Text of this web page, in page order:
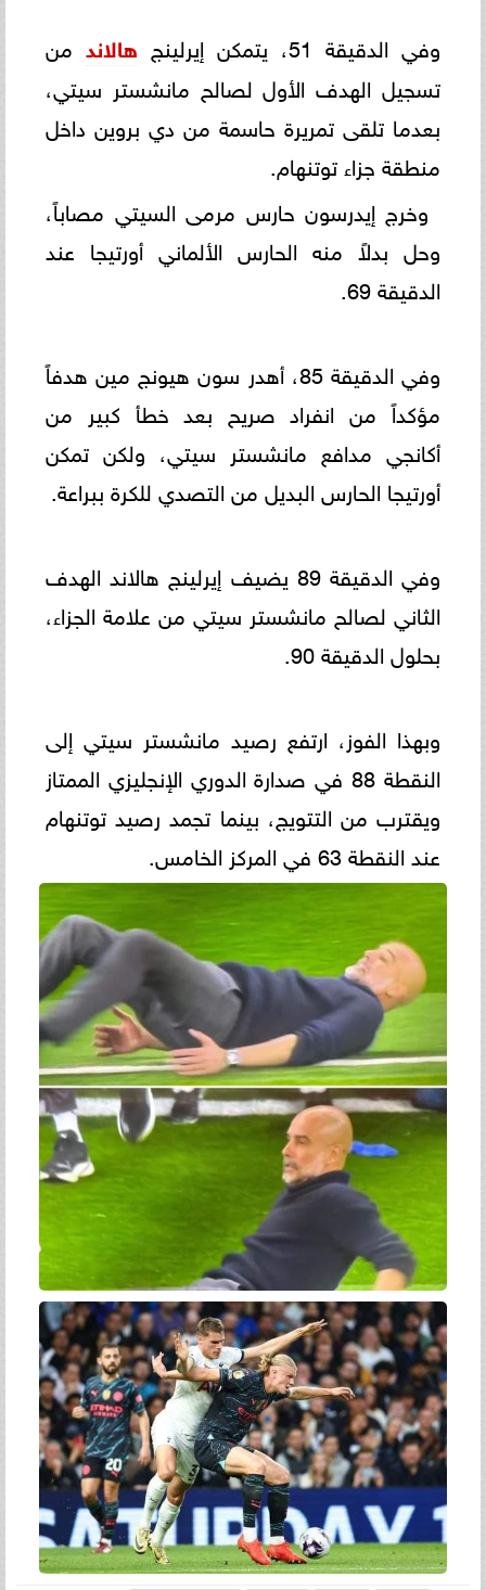
وفي الدقيقة 51، يتمكن إيرلينج هالاند من
تسجيل الهدف الأول لصالح مانشستر سيتي،
بعدما تلقى تمريرة حاسمة من دي بروين داخل
منطقة جزاء توتنهام.
وخرج إيدرسون حارس مرمى السيتي مصاباً،
وحل بدلاً منه الحارس الألماني أورتيجا عند
الدقيقة 69.
وفي الدقيقة 85، أهدر سون هيونج مين هدفاً
مؤكداً من انفراد صريح بعد خطأ كبير من
أكانجي مدافع مانشستر سيتي، ولكن تمكن
أورتيجا الحارس البديل من التصدي للكرة ببراعة.
وفي الدقيقة 89 يضيف إيرلينج هالاند الهدف
الثاني لصالح مانشستر سيتي من علامة الجزاء،
بحلول الدقيقة 90.
وبهذا الفوز، ارتفع رصيد مانشستر سيتي إلى
النقطة 88 في صدارة الدوري الإنجليزي الممتاز
ويقترب من التتويج، بينما تجمد رصيد توتنهام
عند النقطة 63 في المركز الخامس.